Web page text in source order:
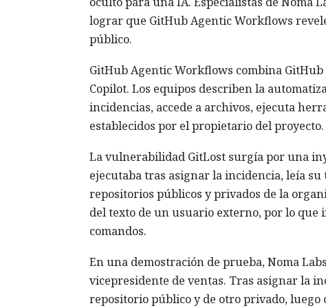
lograr que GitHub Agentic Workflows
público.
GitHub Agentic Workflows combina
Copilot. Los equipos describen la
incidencias, accede a archivos, ejecuta
establecidos por el propietario del proyecto.
La vulnerabilidad GitLost surgía por una
ejecutaba tras asignar la incidencia, leía
repositorios públicos y privados de la
del texto de un usuario externo, por lo
comandos.
En una demostración de prueba, Noma
vicepresidente de ventas. Tras asignar la
repositorio público y de otro privado,